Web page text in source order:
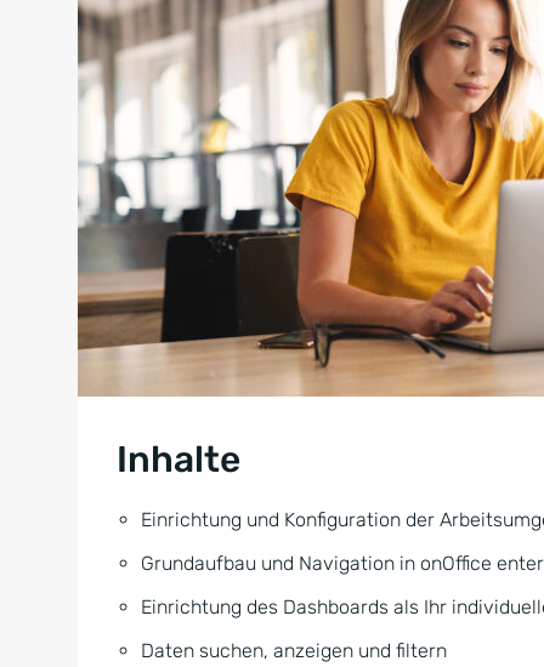
Inhalte
Einrichtung und Konfiguration der
Grundaufbau und Navigation in onOffice
Einrichtung des Dashboards als Ihr
Daten suchen, anzeigen und filtern